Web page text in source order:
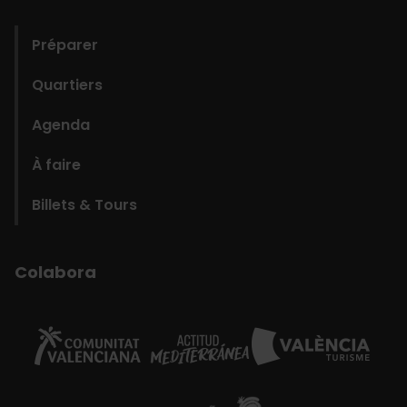
Préparer
Quartiers
Agenda
À faire
Billets & Tours
Colabora